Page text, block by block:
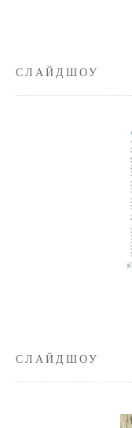
СЛАЙДШОУ
СЛАЙДШОУ